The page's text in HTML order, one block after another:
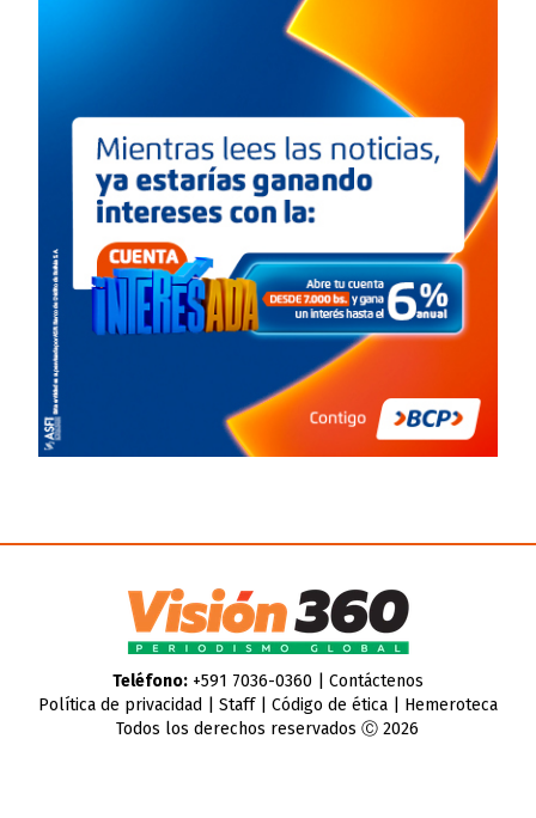
Teléfono:+591 7036-0360 | Contáctenos
Política de privacidad
Staff| Código de ética| Hemeroteca
Todos los derechos reservados Ⓒ 2026